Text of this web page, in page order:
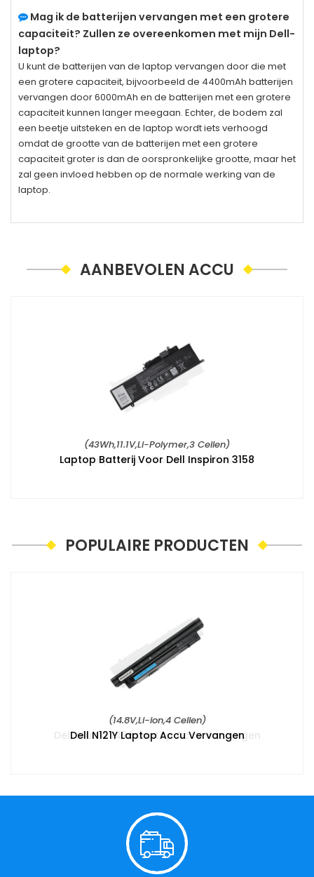
Mag ik de batterijen vervangen met een grotere
capaciteit? Zullen ze overeenkomen met mijn Dell-
laptop?
U kunt de batterijen van de laptop vervangen door die met
een grotere capaciteit, bijvoorbeeld de 4400mAh batterijen
vervangen door 6000mAh en de batterijen met een grotere
capaciteit kunnen langer meegaan. Echter, de bodem zal
een beetje uitsteken en de laptop wordt iets verhoogd
omdat de grootte van de batterijen met een grotere
capaciteit groter is dan de oorspronkelijke grootte, maar het
zal geen invloed hebben op de normale werking van de
laptop.
AANBEVOLEN ACCU
(43Wh,11.1V,Li-Polymer,3 Cellen)
Laptop Batterij Voor Dell Inspiron 3158
POPULAIRE PRODUCTEN
(14.8V,Li-ion,4 Cellen)
Dell N121Y Laptop Accu Vervangen